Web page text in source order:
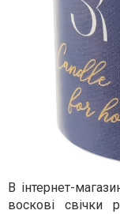
В інтернет-
воскові свічки